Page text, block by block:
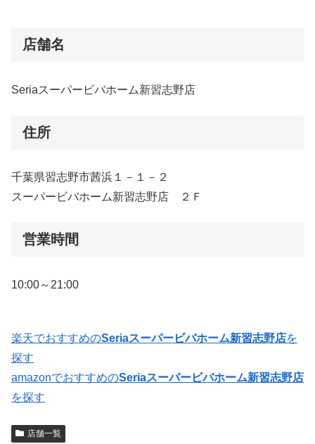
店舗名
Seriaスーパービバホーム新習志野店
住所
千葉県習志野市茜浜１－１－２
スーパービバホーム新習志野店 ２Ｆ
営業時間
10:00～21:00
楽天でおすすめのSeriaスーパービバホーム新習志野店を
探す
amazonでおすすめのSeriaスーパービバホーム新習志野店
を探す
店舗一覧